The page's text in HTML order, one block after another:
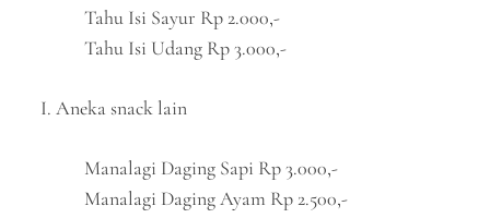
Tahu Isi Sayur Rp 2.000,-
Tahu Isi Udang Rp 3.000,-
I. Aneka snack lain
Manalagi Daging Sapi Rp 3.000,-
Manalagi Daging Ayam Rp 2.500,-